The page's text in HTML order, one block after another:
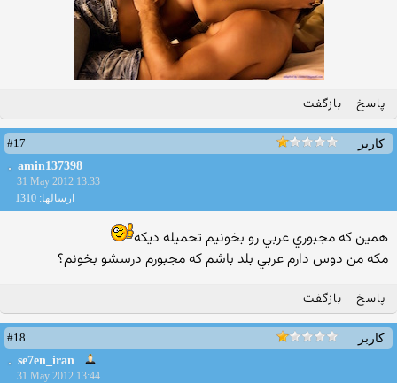
پاسخ بازگفت
کاربر
#17
amin137398
31 May 2012 13:33
ارسالها: 1310
همين كه مجبوري عربي رو بخونيم تحميله ديكه‎
مكه من دوس دارم عربي بلد باشم كه مجبورم درسشو بخونم؟
پاسخ بازگفت
کاربر
#18
se7en_iran
31 May 2012 13:44